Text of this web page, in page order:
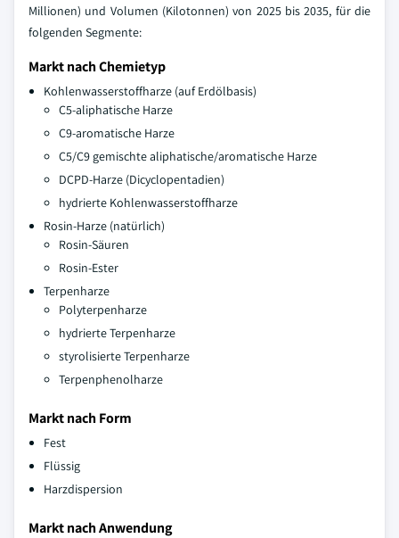
Millionen) und Volumen (Kilotonnen) von 2025 bis 2035, für die
folgenden Segmente:
Markt nach Chemietyp
Kohlenwasserstoffharze (auf Erdölbasis)
C5-aliphatische Harze
C9-aromatische Harze
C5/C9 gemischte aliphatische/aromatische Harze
DCPD-Harze (Dicyclopentadien)
hydrierte Kohlenwasserstoffharze
Rosin-Harze (natürlich)
Rosin-Säuren
Rosin-Ester
Terpenharze
Polyterpenharze
hydrierte Terpenharze
styrolisierte Terpenharze
Terpenphenolharze
Markt nach Form
Fest
Flüssig
Harzdispersion
Markt nach Anwendung